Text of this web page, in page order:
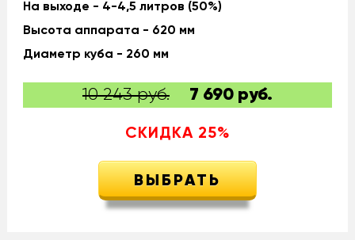
На выходе - 4-4,5 литров (50%)
Высота аппарата - 620 мм
Диаметр куба - 260 мм
10 243 руб. 7 690руб.
СКИДКА 25%
ВЫБРАТЬ